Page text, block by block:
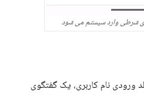
شرطی وارد سیستم می شود
ورودی نام کاربری، یک گفتگوی